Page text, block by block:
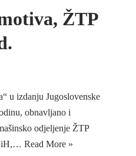
ŽTP
u izdanju Jugoslovenske
obnavljano i
odjeljenje ŽTP
Read More »